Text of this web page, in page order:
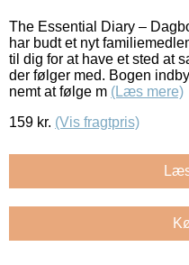
The Essential Diary –
har budt et nyt
til dig for at have et sted at
der følger med. Bogen
nemt at følge m (Læs mere)
159 kr. (Vis fragtpris)